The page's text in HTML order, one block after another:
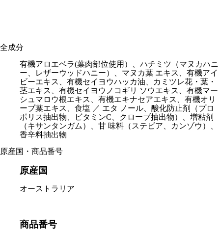
全成分
有機アロエベラ(葉⾁部位使⽤）、ハチミツ（マヌカハニ
ー、レザーウッドハニー）、マヌカ葉 エキス、有機アイ
ビーエキス、有機セイヨウハッカ油、カミツレ花・葉・
茎エキス、有機セイヨウノコギリ ソウエキス、有機マー
シュマロウ根エキス、有機エキナセアエキス、有機オリ
ーブ葉エキス、⾷塩 ／ エタ ノール、酸化防⽌剤（プロ
ポリス抽出物、ビタミンC、クローブ抽出物）、増粘剤
（キサンタンガム）、⽢ 味料（ステビア、カンゾウ）、
⾹⾟料抽出物
原産国・商品番号
原産国
オーストラリア
商品番号